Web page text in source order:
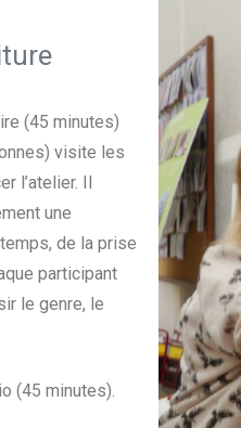
(45 minutes)
visite les
l’atelier. Il
une
de la prise
participant
le genre, le
(45 minutes).